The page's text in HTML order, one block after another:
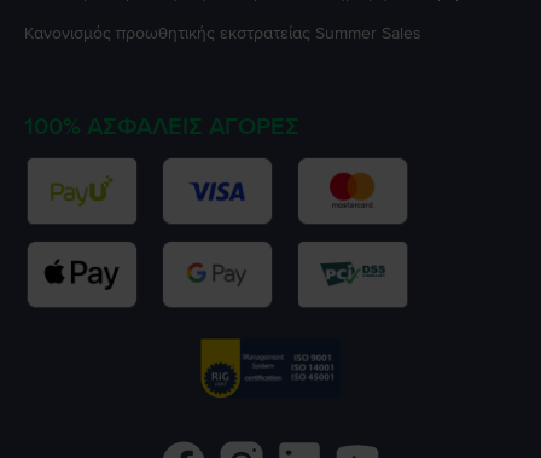
Κανονισμός προωθητικής εκστρατείας Summer Sales
100% ΑΣΦΑΛΕΊΣ ΑΓΟΡΈΣ